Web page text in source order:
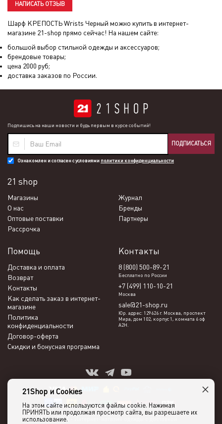
НАПИСАТЬ ОТЗЫВ
Шарф КРЕПОСТЬ Wrists Черный можно купить в интернет-
магазине 21-shop прямо сейчас! На нашем сайте:
большой выбор стильной одежды и аксессуаров;
брендовые товары;
цена 2000 руб;
доставка заказов по России.
Подпишись на наши новости и будь первым в курсе событий!
ПОДПИСАТЬСЯ
Ознакомлен и согласен с условиями политики конфиденциальности
21 shop
Магазины
Журнал
О нас
Бренды
Оптовые поставки
Партнеры
Рассрочка
Помощь
Доставка и оплата
Возврат
Контакты
Как сделать заказ в интернет-
магазине
Политика
конфиденциальности
Договор-оферта
Скидки и бонусная программа
Контакты
8 (800) 500-89-21
Бесплатно по России
+7 (499) 110-10-21
Москва
sale@21-shop.ru
Юр. адрес: 129626 г. Москва, проспект
Мира, дом 102, корпус 1, комната 6 оф
А2Н.
21shop 2026 -
21Shop и Cookies
На этом сайте используются файлы cookie. Нажимая
ПРИНЯТЬ или продолжая просмотр сайта, вы разрешаете их
использование.
×